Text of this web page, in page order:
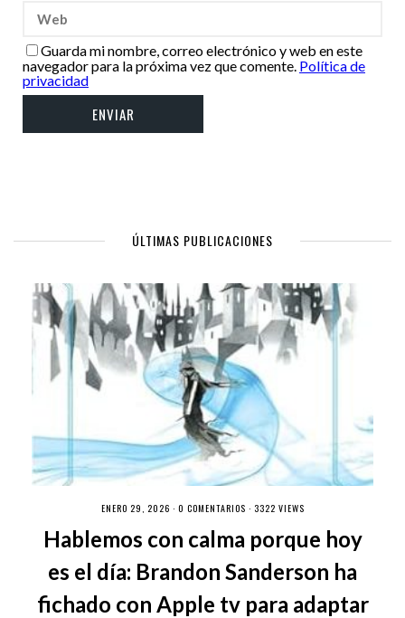
Guarda mi nombre, correo electrónico y web en este
navegador para la próxima vez que comente. Política de
privacidad
ÚLTIMAS PUBLICACIONES
ENERO 29, 2026 · 0 COMENTARIOS · 3322 VIEWS
Hablemos con calma porque hoy
es el día: Brandon Sanderson ha
fichado con Apple tv para adaptar